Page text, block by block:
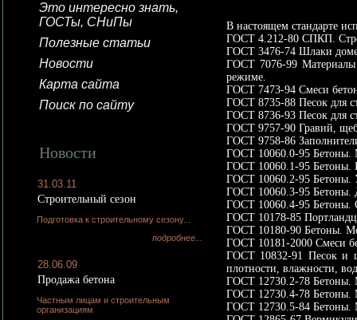
Это интересно знать,
ГОСТы, СНиПы
Полезные статьи
Новости
Карта сайта
Поиск по сайту
Новости
31.03.11
Строительный сезон
Подготовка к строительному сезону...
подробнее...
28.06.09
Продажа бетона
Частным лицам и строительным
организациям
В настоящем стандарте
ГОСТ 4.212-80 СПКП.
ГОСТ 3476-74 Шлаки
ГОСТ 7076-99 Материалы
режиме.
ГОСТ 7473-94 Смеси
ГОСТ 8735-88 Песок для
ГОСТ 8736-93 Песок для
ГОСТ 9757-90 Гравий,
ГОСТ 9758-86
ГОСТ 10060.0-95 Бетоны.
ГОСТ 10060.1-95 Бетоны.
ГОСТ 10060.2-95 Бетоны.
ГОСТ 10060.3-95 Бетоны.
ГОСТ 10060.4-95 Бетоны.
ГОСТ 10178-85
ГОСТ 10180-90 Бетоны.
ГОСТ 10181-2000 Смеси
ГОСТ 10832-91 Песок и
плотности, влажности,
ГОСТ 12730.2-78 Бетоны.
ГОСТ 12730.4-78 Бетоны.
ГОСТ 12730.5-84 Бетоны.